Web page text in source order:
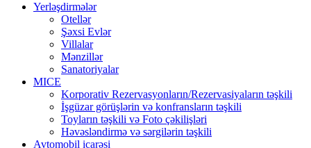
Yerləşdirmələr
Otellər
Şəxsi Evlər
Villalar
Mənzillər
Sanatoriyalar
MICE
Korporativ Rezervasyonların/Rezervasiyaların təşkili
İşgüzar görüşlərin və konfransların təşkili
Toyların təşkili və Foto çəkilişləri
Həvəsləndirmə və sərgilərin təşkili
Avtomobil icarəsi